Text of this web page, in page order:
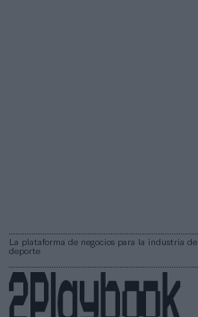
La plataforma de negocios para la industria del
deporte